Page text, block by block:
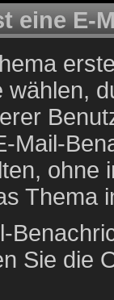
eine E-
Mail-
ohne
Thema
Sie die